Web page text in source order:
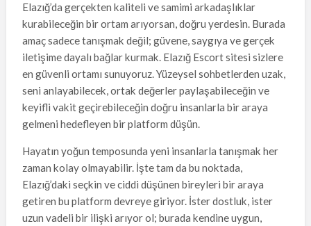
Elazığ’da gerçekten kaliteli ve samimi arkadaşlıklar
kurabileceğin bir ortam arıyorsan, doğru yerdesin. Burada
amaç sadece tanışmak değil; güvene, saygıya ve gerçek
iletişime dayalı bağlar kurmak. Elazığ Escort sitesi sizlere
en güvenli ortamı sunuyoruz. Yüzeysel sohbetlerden uzak,
seni anlayabilecek, ortak değerler paylaşabileceğin ve
keyifli vakit geçirebileceğin doğru insanlarla bir araya
gelmeni hedefleyen bir platform düşün.
Hayatın yoğun temposunda yeni insanlarla tanışmak her
zaman kolay olmayabilir. İşte tam da bu noktada,
Elazığ’daki seçkin ve ciddi düşünen bireyleri bir araya
getiren bu platform devreye giriyor. İster dostluk, ister
uzun vadeli bir ilişki arıyor ol; burada kendine uygun,